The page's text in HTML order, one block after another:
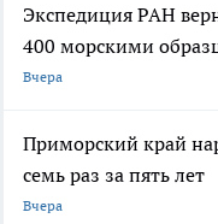
Экспедиция РАН
400 морскими
Вчера
Приморский край
семь раз за пять лет
Вчера